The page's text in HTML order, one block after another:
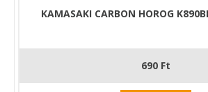
KAMASAKI CARBON HOROG
690 Ft